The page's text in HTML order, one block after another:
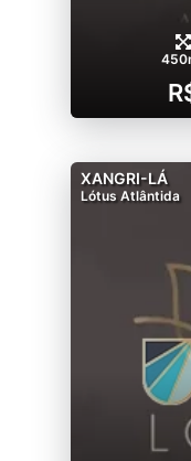
XANGRI-LÁ
Lótus Atlântida